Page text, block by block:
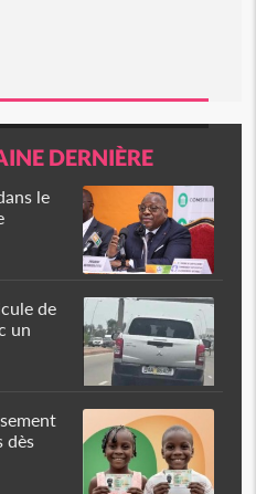
DERNIÈRE
le
de
un
dès